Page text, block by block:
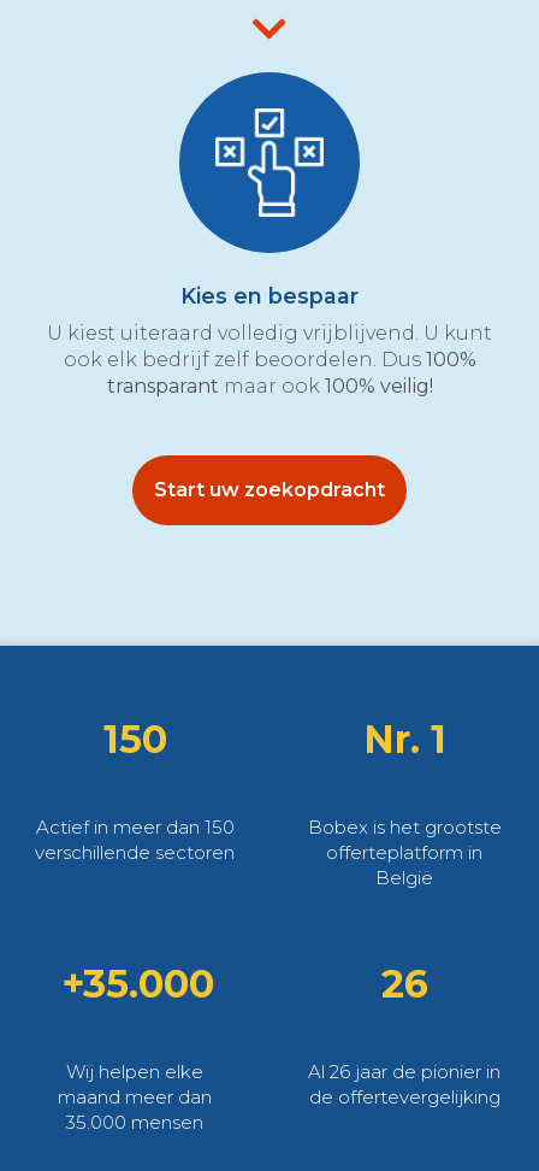
Kies en bespaar
U kiest uiteraard volledig vrijblijvend. U kunt
ook elk bedrijf zelf beoordelen. Dus 100%
transparant maar ook 100% veilig!
Start uw zoekopdracht
150
Actief in meer dan 150
verschillende sectoren
Nr. 1
Bobex is het grootste
offerteplatform in
België
+35.000
Wij helpen elke
maand meer dan
35.000 mensen
26
Al 26 jaar de pionier in
de offertevergelijking